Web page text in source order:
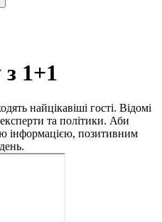
з 1+1
найцікавіші гості. Відомі
та політики. Аби
інформацією, позитивним